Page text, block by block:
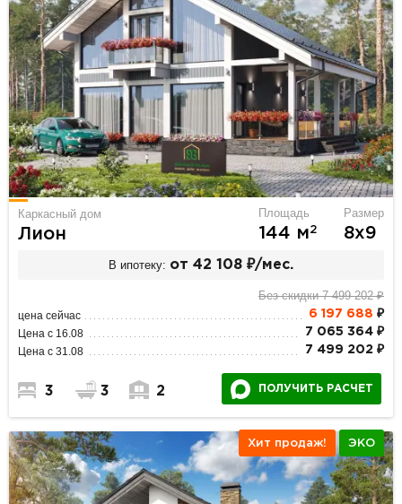
Каркасный дом
Лион
Площадь
144 м2
Размер
8х9
В ипотеку: от 42 108 ₽/мес.
Без скидки 7 499 202 ₽
цена сейчас 6 197 688 ₽
Цена с 16.08 7 065 364 ₽
Цена с 31.08 7 499 202 ₽
3 3 2 ПОЛУЧИТЬ РАСЧЕТ
Хит продаж! ЭКО